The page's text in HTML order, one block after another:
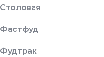
Столовая
Фастфуд
Фудтрак